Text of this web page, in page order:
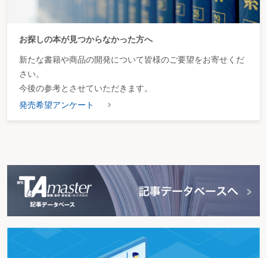
お探しの本が見つからなかった方へ
新たな書籍や商品の開発について皆様のご要望をお寄せくだ
さい。
今後の参考とさせていただきます。
発売希望アンケート